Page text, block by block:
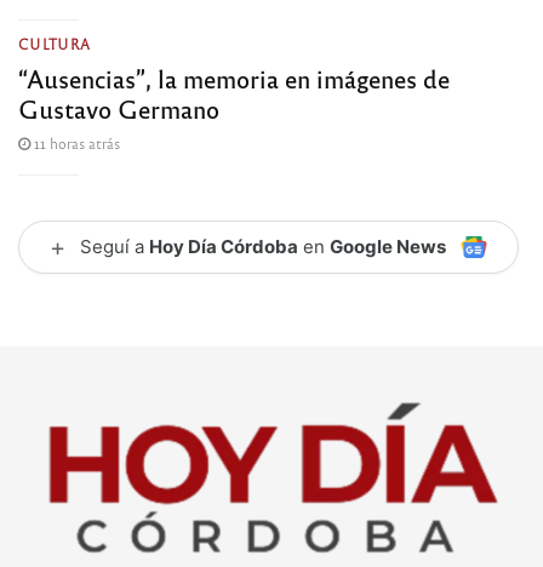
CULTURA
“Ausencias”, la memoria en imágenes de
Gustavo Germano
11 horas atrás
+ Seguí a Hoy Día Córdoba en Google News